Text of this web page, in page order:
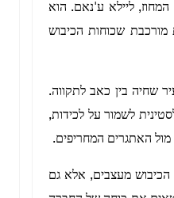
ליילא ע'נאם. הוא
מורכבת שכוחות הכיבוש
שחיה בין כאב לתקווה.
לשמור על לכידות,
האתגרים המחריפים.
הכיבוש מעצבים, אלא גם